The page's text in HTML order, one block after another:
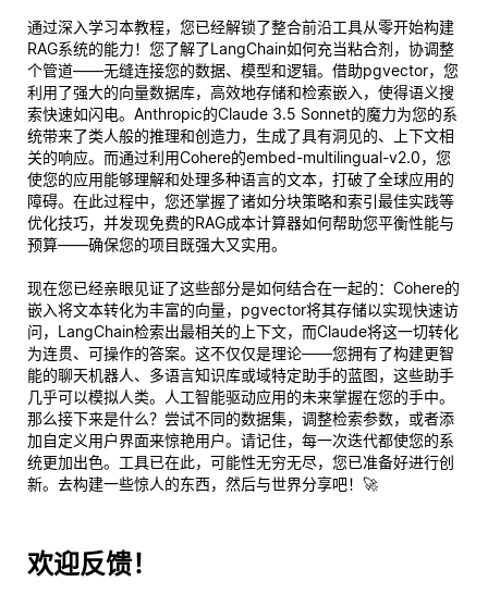
通过深入学习本教程，您已经解锁了整合前沿工具从零开始构建
RAG系统的能力！您了解了LangChain如何充当粘合剂，协调整
个管道——无缝连接您的数据、模型和逻辑。借助pgvector，您
利用了强大的向量数据库，高效地存储和检索嵌入，使得语义搜
索快速如闪电。Anthropic的Claude 3.5 Sonnet的魔力为您的系
统带来了类人般的推理和创造力，生成了具有洞见的、上下文相
关的响应。而通过利用Cohere的embed-multilingual-v2.0，您
使您的应用能够理解和处理多种语言的文本，打破了全球应用的
障碍。在此过程中，您还掌握了诸如分块策略和索引最佳实践等
优化技巧，并发现免费的RAG成本计算器如何帮助您平衡性能与
预算——确保您的项目既强大又实用。
现在您已经亲眼见证了这些部分是如何结合在一起的：Cohere的
嵌入将文本转化为丰富的向量，pgvector将其存储以实现快速访
问，LangChain检索出最相关的上下文，而Claude将这一切转化
为连贯、可操作的答案。这不仅仅是理论——您拥有了构建更智
能的聊天机器人、多语言知识库或域特定助手的蓝图，这些助手
几乎可以模拟人类。人工智能驱动应用的未来掌握在您的手中。
那么接下来是什么？尝试不同的数据集，调整检索参数，或者添
加自定义用户界面来惊艳用户。请记住，每一次迭代都使您的系
统更加出色。工具已在此，可能性无穷无尽，您已准备好进行创
新。去构建一些惊人的东西，然后与世界分享吧！🚀
欢迎反馈！